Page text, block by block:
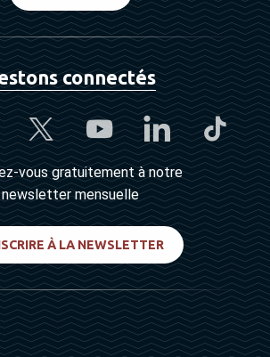
connectés
vous gratuitement à notre
newsletter mensuelle
À LA NEWSLETTER